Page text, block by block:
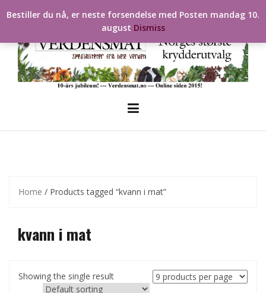
to
Home / Products tagged “kvann i mat”
kvann i mat
Showing the single result
Bestiller du nå, er neste forsendelse med Posten mandag 10.
august Dismiss